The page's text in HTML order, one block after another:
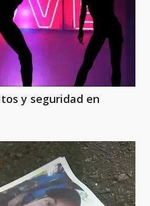
y seguridad en